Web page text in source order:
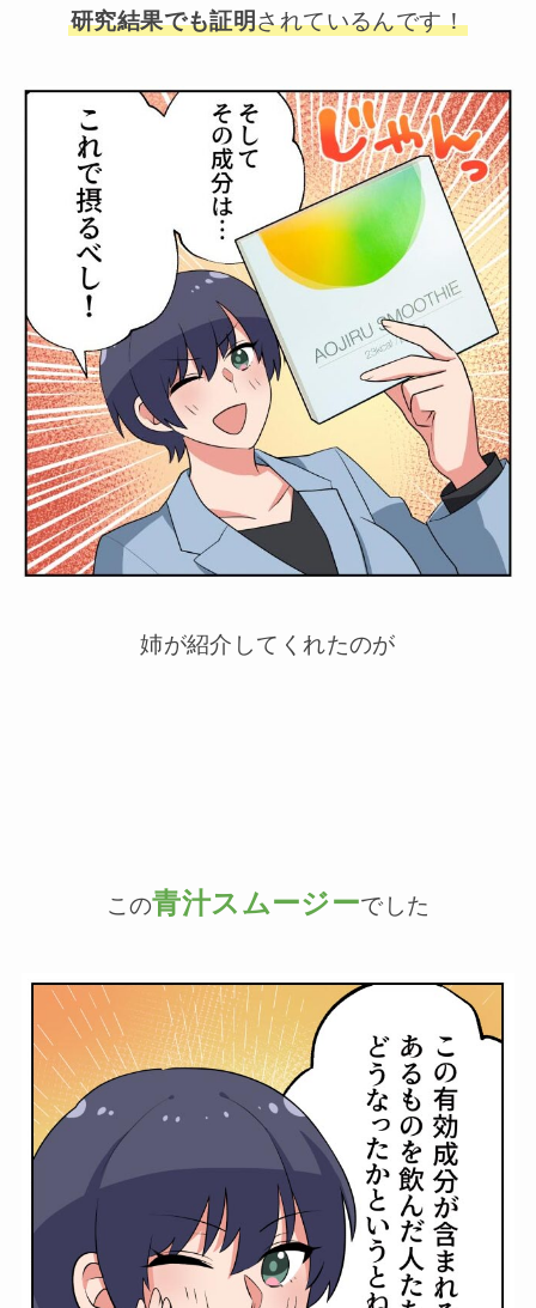
研究結果でも証明されているんです！
姉が紹介してくれたのが
この青汁スムージーでした